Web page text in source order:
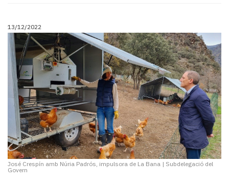
13/12/2022
José Crespín amb Núria Padrós, impulsora de La Bana | Subdelegació del
Govern